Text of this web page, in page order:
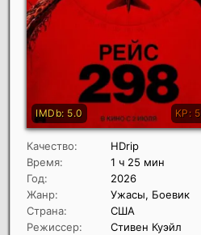
Качество:
HDrip
Время:
1 ч 25 мин
Год:
2026
Жанр:
Ужасы, Боевик
Страна:
США
Режиссер:
Стивен Куэйл